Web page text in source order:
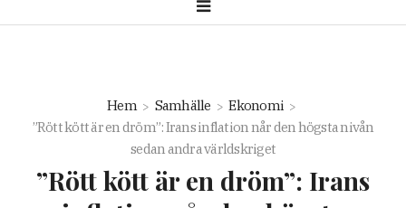
Hem Samhälle
Ekonomi
”Rött kött är en dröm”: Irans inflation når den högsta nivån
sedan andra världskriget
”Rött kött är en dröm”: Irans